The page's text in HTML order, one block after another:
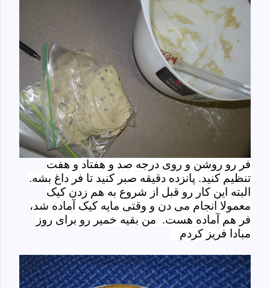
فر رو روشن و روی درجه صد و هفتاد و هفت
تنظیم کنید. پانزده دقیقه صبر کنید تا فر داغ بشه.
البته این کار رو قبل از شروع به هم زدن کیک
معمولا انجام می دن و وقتی مایه کیک آماده شد،
فر هم آماده هست. من بقیه خمیر رو برای روز
مبادا فریز کردم